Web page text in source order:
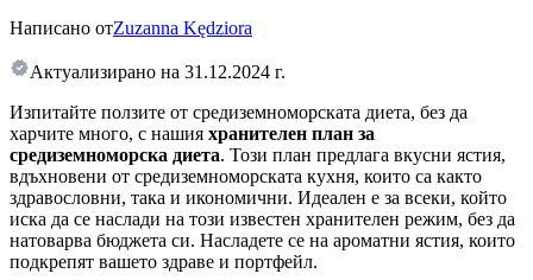
Написано отZuzanna Kędziora
Актуализирано на 31.12.2024 г.
Изпитайте ползите от средиземноморската диета, без да
харчите много, с нашия хранителен план за
средиземноморска диета. Този план предлага вкусни ястия,
вдъхновени от средиземноморската кухня, които са както
здравословни, така и икономични. Идеален е за всеки, който
иска да се наслади на този известен хранителен режим, без да
натоварва бюджета си. Насладете се на ароматни ястия, които
подкрепят вашето здраве и портфейл.